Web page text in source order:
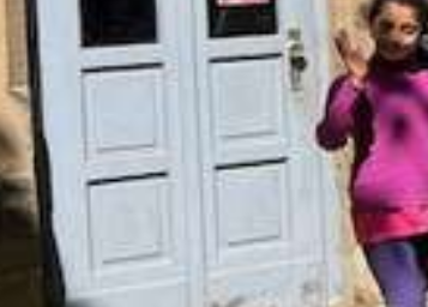
Schulsozialarbeit
Schul-ABC
Einschulung
Übergang von Klasse 4 nach Klasse 5
Förderverein